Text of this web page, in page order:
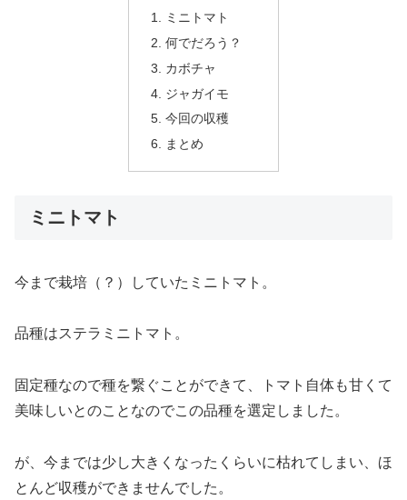
ミニトマト
何でだろう？
カボチャ
ジャガイモ
今回の収穫
まとめ
ミニトマト
今まで栽培（？）していたミニトマト。
品種はステラミニトマト。
固定種なので種を繋ぐことができて、トマト自体も甘くて
美味しいとのことなのでこの品種を選定しました。
が、今までは少し大きくなったくらいに枯れてしまい、ほ
とんど収穫ができませんでした。